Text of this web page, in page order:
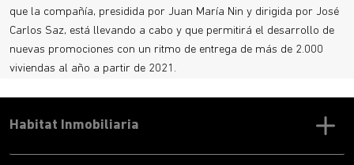
que la compañía, presidida por Juan María Nin y dirigida por José
Carlos Saz, está llevando a cabo y que permitirá el desarrollo de
nuevas promociones con un ritmo de entrega de más de 2.000
viviendas al año a partir de 2021.
Habitat Inmobiliaria